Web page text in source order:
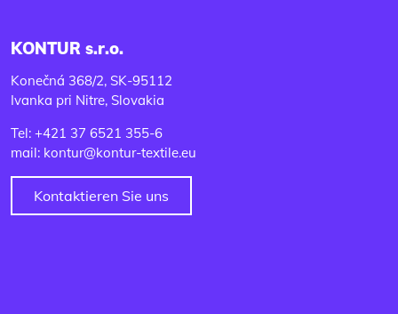
KONTUR s.r.o.
Konečná 368/2, SK-95112
Ivanka pri Nitre, Slovakia
Tel: +421 37 6521 355-6
mail: kontur@kontur-textile.eu
Kontaktieren Sie uns